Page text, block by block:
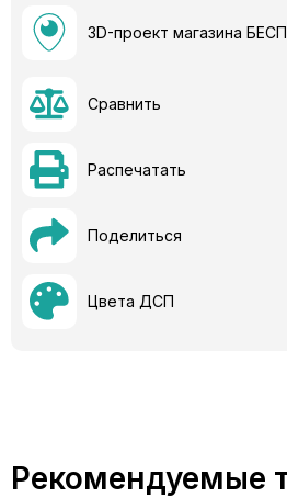
3D-проект магазина
Сравнить
Распечатать
Поделиться
Цвета ДСП
Рекомендуемые